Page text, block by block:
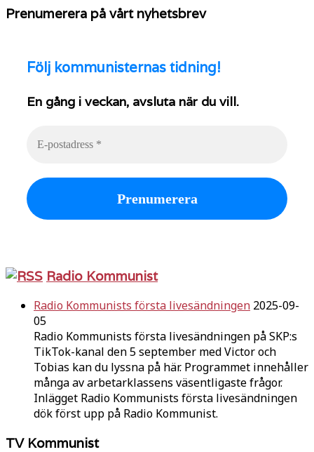
Prenumerera på vårt nyhetsbrev
Följ kommunisternas tidning!
En gång i veckan, avsluta när du vill.
Radio Kommunist
Radio Kommunists första livesändningen 2025-09-
05
Radio Kommunists första livesändningen på SKP:s
TikTok-kanal den 5 september med Victor och
Tobias kan du lyssna på här. Programmet innehåller
många av arbetarklassens väsentligaste frågor.
Inlägget Radio Kommunists första livesändningen
dök först upp på Radio Kommunist.
TV Kommunist